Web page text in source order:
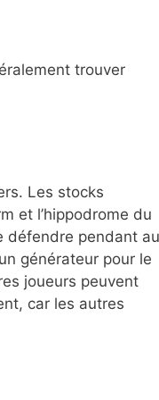
trouver
Les stocks
et l’hippodrome du
défendre pendant au
générateur pour le
joueurs peuvent
car les autres